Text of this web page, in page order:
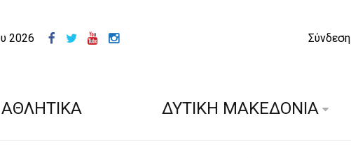
2026 Σύνδεση
ΑΘΛΗΤΙΚΑ ΔΥΤΙΚΗ ΜΑΚΕΔΟΝΙΑ